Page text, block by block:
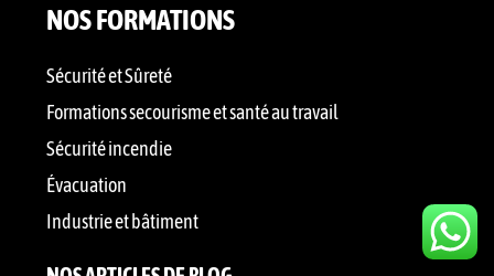
NOS FORMATIONS
Sécurité et Sûreté
Formations secourisme et santé au travail
Sécurité incendie
Évacuation
Industrie et bâtiment